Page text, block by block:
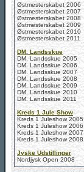
Østmesterskabet 2006
Østmesterskabet 2007
Østmesterskabet 2008
Østmesterskabet 2009
Østmesterskabet 2010
Østmesterskabet 2011
DM. Landsskue
DM. Landsskue 2005
DM. Landsskue 2006
DM. Landsskue 2007
DM. Landsskue 2008
DM. Landsskue 2009
DM. Landsskue 2010
DM. Landsskue 2011
Kreds 1 Jule Show
Kreds 1 Juleshow 2005
Kreds 1 Juleshow 2006
Kreds 1 Juleshow 2007
Kreds 1 Juleshow 2008
Jyske Udstillinger
Nordjysk Open 2008